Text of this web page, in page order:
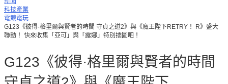
科技產業
電競電玩
G123《彼得·格里爾與賢者的時間 守貞之道2》與《魔王陛下RETRY！ R》盛大
聯動！ 快來收集「亞可」與「露娜」特別插圖吧！
G123《彼得·格里爾與賢者的時間